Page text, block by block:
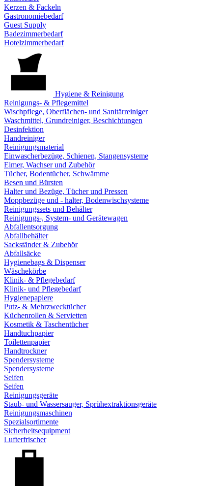
Kerzen & Fackeln
Gastronomiebedarf
Guest Supply
Badezimmerbedarf
Hotelzimmerbedarf
Hygiene & Reinigung
Reinigungs- & Pflegemittel
Wischpflege, Oberflächen- und Sanitärreiniger
Waschmittel, Grundreiniger, Beschichtungen
Desinfektion
Handreiniger
Reinigungsmaterial
Einwascherbezüge, Schienen, Stangensysteme
Eimer, Wachser und Zubehör
Tücher, Bodentücher, Schwämme
Besen und Bürsten
Halter und Bezüge, Tücher und Pressen
Moppbezüge und - halter, Bodenwischsysteme
Reinigungssets und Behälter
Reinigungs-, System- und Gerätewagen
Abfallentsorgung
Abfallbehälter
Sackständer & Zubehör
Abfallsäcke
Hygienebags & Dispenser
Wäschekörbe
Klinik- & Pflegebedarf
Klinik- und Pflegebedarf
Hygienepapiere
Putz- & Mehrzwecktücher
Küchenrollen & Servietten
Kosmetik & Taschentücher
Handtuchpapier
Toilettenpapier
Handtrockner
Spendersysteme
Spendersysteme
Seifen
Seifen
Reinigungsgeräte
Staub- und Wassersauger, Sprühextraktionsgeräte
Reinigungsmaschinen
Spezialsortimente
Sicherheitsequipment
Lufterfrischer